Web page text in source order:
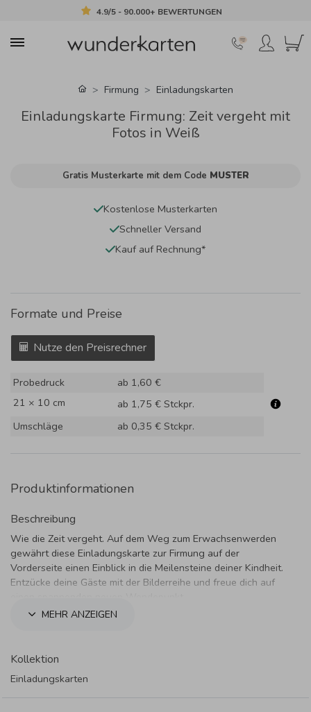
4.9/5 - 90.000+ BEWERTUNGEN
Firmung Einladungskarten
Einladungskarte Firmung: Zeit vergeht mit
Fotos in Weiß
Gratis Musterkarte mit dem Code MUSTER
Kostenlose Musterkarten
Schneller Versand
Kauf auf Rechnung*
Formate und Preise
Nutze den Preisrechner
Probedruck
ab 1,60 €
21 × 10 cm
ab 1,75 € Stckpr.
Umschläge
ab 0,35 € Stckpr.
Produktinformationen
Beschreibung
Wie die Zeit vergeht. Auf dem Weg zum Erwachsenwerden
gewährt diese Einladungskarte zur Firmung auf der
Vorderseite einen Einblick in die Meilensteine deiner Kindheit.
Entzücke deine Gäste mit der Bilderreihe und freue dich auf
MEHR ANZEIGEN
Kollektion
Einladungskarten